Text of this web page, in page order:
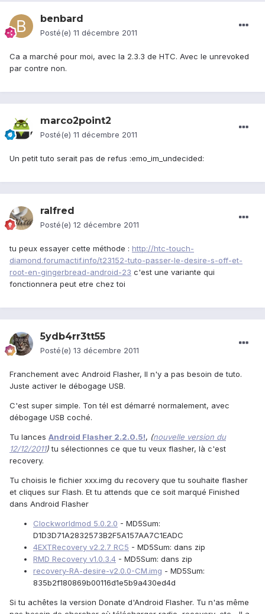
benbard
Posté(e) 11 décembre 2011
Ca a marché pour moi, avec la 2.3.3 de HTC. Avec le unrevoked
par contre non.
marco2point2
Posté(e) 11 décembre 2011
Un petit tuto serait pas de refus :emo_im_undecided:
ralfred
Posté(e) 12 décembre 2011
tu peux essayer cette méthode : http://htc-touch-
diamond.forumactif.info/t23152-tuto-passer-le-desire-s-off-et-
root-en-gingerbread-android-23 c'est une variante qui
fonctionnera peut etre chez toi
5ydb4rr3tt55
Posté(e) 13 décembre 2011
Franchement avec Android Flasher, Il n'y a pas besoin de tuto.
Juste activer le débogage USB.
C'est super simple. Ton tél est démarré normalement, avec
débogage USB coché.
Tu lances Android Flasher 2.2.0.5!, (nouvelle version du
12/12/2011)tu sélectionnes ce que tu veux flasher, là c'est
recovery.
Tu choisis le fichier xxx.img du recovery que tu souhaite flasher
et cliques sur Flash. Et tu attends que ce soit marqué Finished
dans Android Flasher
Clockworldmod 5.0.2.0 - MD5Sum:
D1D3D71A2832573B2F5A157AA7C1EADC
4EXTRecovery v2.2.7 RC5 - MD5Sum: dans zip
RMD Recovery v1.0.3.4 - MD5Sum: dans zip
recovery-RA-desire-v2.0.0-CM.img - MD5Sum:
835b2f180869b00116d1e5b9a430ed4d
Si tu achêtes la version Donate d'Android Flasher. Tu n'as même